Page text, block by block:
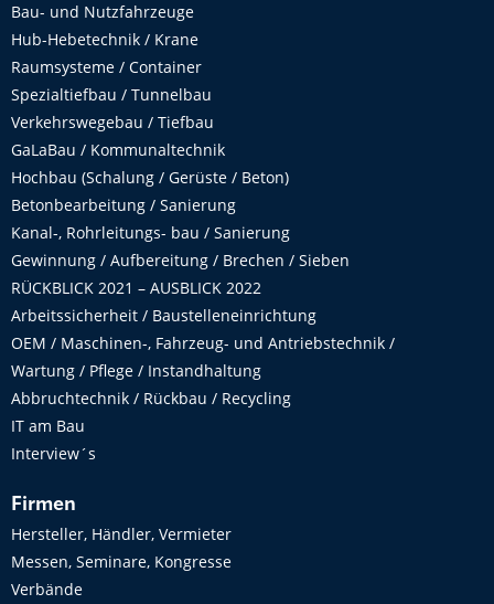
Bau- und Nutzfahrzeuge
Hub-Hebetechnik / Krane
Raumsysteme / Container
Spezialtiefbau / Tunnelbau
Verkehrswegebau / Tiefbau
GaLaBau / Kommunaltechnik
Hochbau (Schalung / Gerüste / Beton)
Betonbearbeitung / Sanierung
Kanal-, Rohrleitungs- bau / Sanierung
Gewinnung / Aufbereitung / Brechen / Sieben
RÜCKBLICK 2021 – AUSBLICK 2022
Arbeitssicherheit / Baustelleneinrichtung
OEM / Maschinen-, Fahrzeug- und Antriebstechnik /
Wartung / Pflege / Instandhaltung
Abbruchtechnik / Rückbau / Recycling
IT am Bau
Interview´s
Firmen
Hersteller, Händler, Vermieter
Messen, Seminare, Kongresse
Verbände